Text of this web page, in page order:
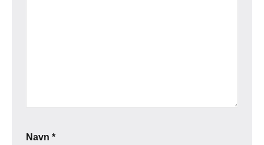
Navn *